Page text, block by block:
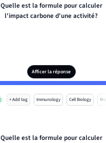
Quelle est la formule pour calculer
l'impact carbone d'une activité?
Afficer la réponse
+ Add tag Immunology Cell Biology Mo
Quelle est la formule pour calculer